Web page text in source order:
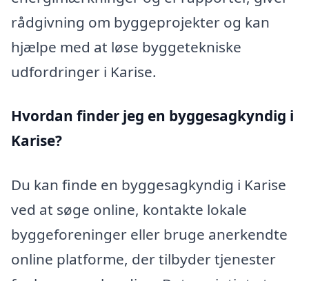
rådgivning om byggeprojekter og kan
hjælpe med at løse byggetekniske
udfordringer i Karise.
Hvordan finder jeg en byggesagkyndig i
Karise?
Du kan finde en byggesagkyndig i Karise
ved at søge online, kontakte lokale
byggeforeninger eller bruge anerkendte
online platforme, der tilbyder tjenester